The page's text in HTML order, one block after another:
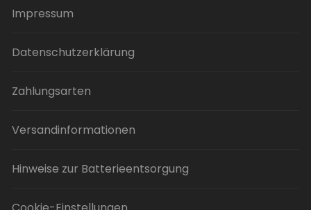
Impressum
Datenschutzerklärung
Zahlungsarten
Versandinformationen
Hinweise zur Batterieentsorgung